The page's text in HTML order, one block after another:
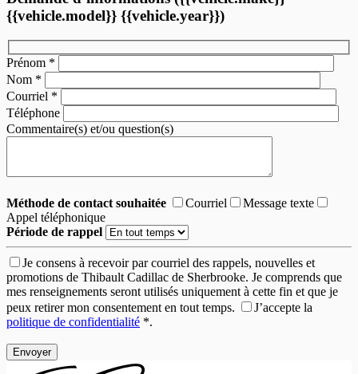
{{vehicle.model}} {{vehicle.year}})
Prénom *
Nom *
Courriel *
Téléphone
Commentaire(s) et/ou question(s)
Méthode de contact souhaitée Courriel
Message texte
Appel téléphonique
Période de rappel
Je consens à recevoir par courriel des rappels, nouvelles et
promotions de Thibault Cadillac de Sherbrooke. Je comprends que
mes renseignements seront utilisés uniquement à cette fin et que je
peux retirer mon consentement en tout temps.
J’accepte la
politique de confidentialité *.